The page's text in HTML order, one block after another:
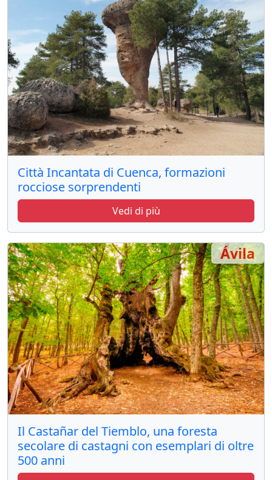
Città Incantata di Cuenca, formazioni
rocciose sorprendenti
Vedi di più
Il Castañar del Tiemblo, una foresta
secolare di castagni con esemplari di oltre
500 anni
Ávila